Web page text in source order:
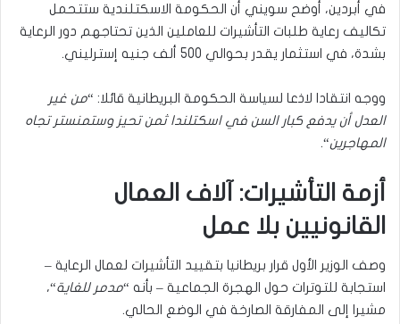
في أبردين، أوضح سويني أن الحكومة الاسكتلندية ستتحمل
تكاليف رعاية طلبات التأشيرات للعاملين الذين تحتاجهم دور الرعاية
بشدة، في استثمار يقدر بحوالي 500 ألف جنيه إسترليني.
ووجه انتقادا لاذعا لسياسة الحكومة البريطانية قائلا: “من غير
العدل أن يدفع كبار السن في اسكتلندا ثمن تحيز وستمنستر تجاه
المهاجرين“.
أزمة التأشيرات: آلاف العمال
القانونيين بلا عمل
وصف الوزير الأول قرار بريطانيا بتقييد التأشيرات لعمال الرعاية –
استجابة للتوترات حول الهجرة الجماعية – بأنه “مدمر للغاية“،
مشيرا إلى المفارقة الصارخة في الوضع الحالي.